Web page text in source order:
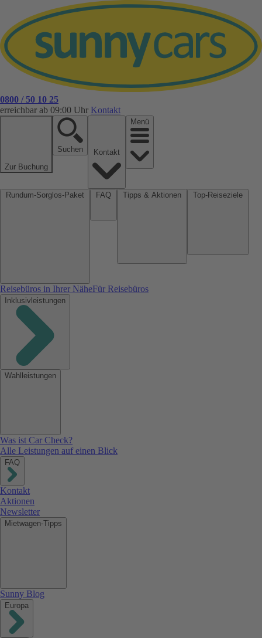
0800 / 50 10 25
erreichbar ab 09:00 Uhr Kontakt
Zur Buchung
Suchen
Menü
Reisebüros in Ihrer NäheFür Reisebüros
Inklusivleistungen
Wahlleistungen
Was ist Car Check?
Alle Leistungen auf einen Blick
FAQ
Kontakt
Aktionen
Newsletter
Mietwagen-Tipps
Sunny Blog
Europa